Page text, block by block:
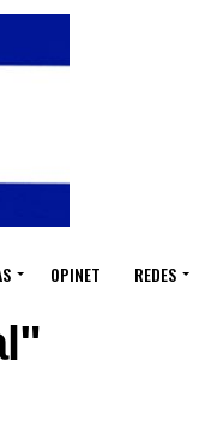
OPINET REDES